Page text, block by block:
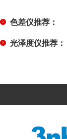
色差仪推荐：
光泽度仪推荐：